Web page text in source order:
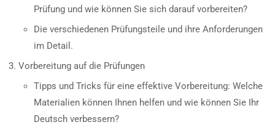
Prüfung und wie können Sie sich darauf vorbereiten?
Die verschiedenen Prüfungsteile und ihre Anforderungen
im Detail.
Vorbereitung auf die Prüfungen
Tipps und Tricks für eine effektive Vorbereitung: Welche
Materialien können Ihnen helfen und wie können Sie Ihr
Deutsch verbessern?